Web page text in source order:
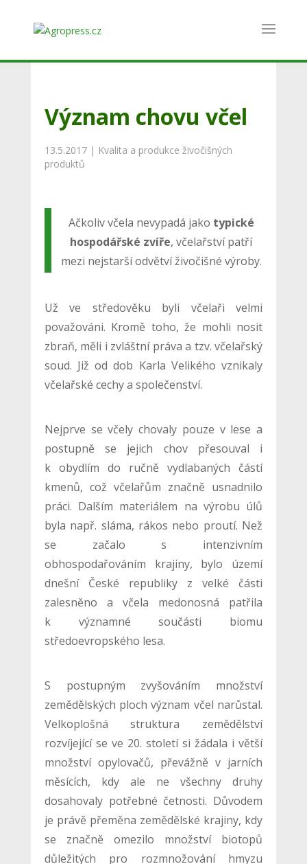
Význam chovu včel
13.5.2017| Kvalita a produkce živočišných
produktů
Ačkoliv včela nevypadá jako typické
hospodářské zvíře, včelařství patří
mezi nejstarší odvětví živočišné výroby.
Už ve středověku byli včelaři velmi
považováni. Kromě toho, že mohli nosit
zbraň, měli i zvláštní práva a tzv. včelařský
soud. Již od dob Karla Velikého vznikaly
včelařské cechy a společenství.
Nejprve se včely chovaly pouze v lese a
postupně se jejich chov přesouval i
k obydlím do ručně vydlabaných částí
kmenů, což včelařům značně usnadnilo
práci. Dalším materiálem na výrobu úlů
byla např. sláma, rákos nebo proutí. Než
se začalo s intenzivním
obhospodařováním krajiny, bylo území
dnešní České republiky z velké části
zalesněno a včela medonosná patřila
k významné součásti biomu
středoevropského lesa.
S postupným zvyšováním množství
zemědělských ploch význam včel narůstal.
Velkoplošná struktura zemědělství
rozvíjející se ve 20. století si žádala i větší
množství opylovačů, převážně v jarních
měsících, kdy ale ne všechny druhy
dosahovaly potřebné četnosti. Důvodem
je právě přeměna zemědělské krajiny, kdy
se značně omezilo množství biotopů
důležitých pro rozmnožování hmyzu